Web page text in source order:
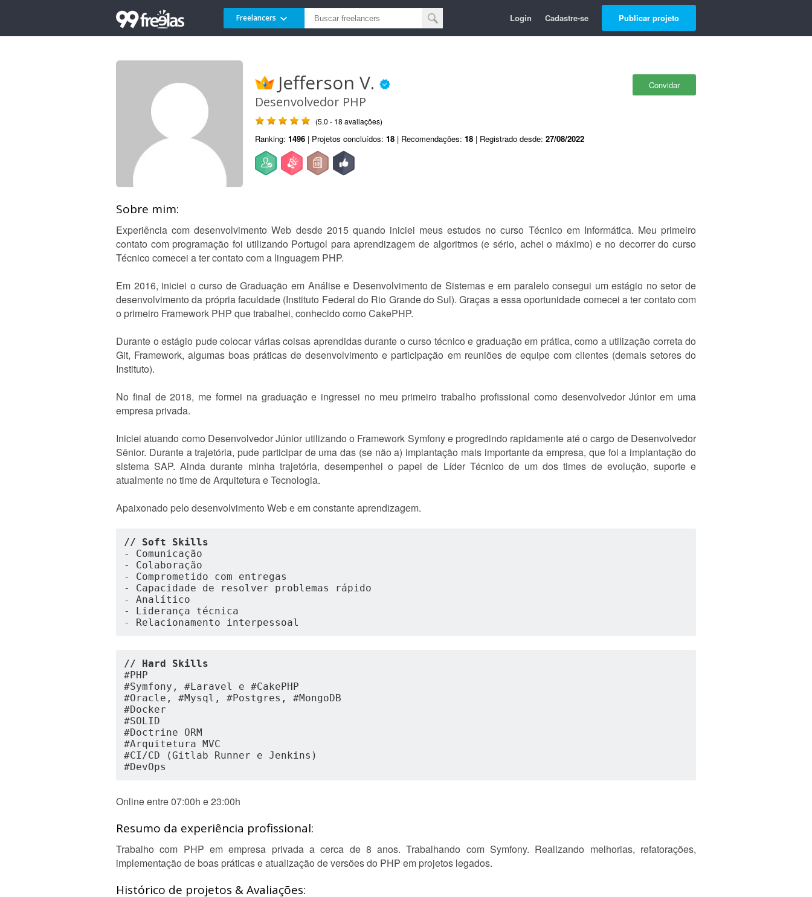
Freelancers Login Cadastre-se Publicar projeto
Convidar
Jefferson V.
Desenvolvedor PHP
(5.0 - 18 avaliações)
Ranking: 1496 | Projetos concluídos: 18 | Recomendações: 18 | Registrado desde: 27/08/2022
Sobre mim:
Experiência com desenvolvimento Web desde 2015 quando iniciei meus estudos no curso Técnico em Informática. Meu primeiro
contato com programação foi utilizando Portugol para aprendizagem de algoritmos (e sério, achei o máximo) e no decorrer do curso
Técnico comecei a ter contato com a linguagem PHP.
Em 2016, iniciei o curso de Graduação em Análise e Desenvolvimento de Sistemas e em paralelo consegui um estágio no setor de
desenvolvimento da própria faculdade (Instituto Federal do Rio Grande do Sul). Graças a essa oportunidade comecei a ter contato com
o primeiro Framework PHP que trabalhei, conhecido como CakePHP.
Durante o estágio pude colocar várias coisas aprendidas durante o curso técnico e graduação em prática, como a utilização correta do
Git, Framework, algumas boas práticas de desenvolvimento e participação em reuniões de equipe com clientes (demais setores do
Instituto).
No final de 2018, me formei na graduação e ingressei no meu primeiro trabalho profissional como desenvolvedor Júnior em uma
empresa privada.
Iniciei atuando como Desenvolvedor Júnior utilizando o Framework Symfony e progredindo rapidamente até o cargo de Desenvolvedor
Sênior. Durante a trajetória, pude participar de uma das (se não a) implantação mais importante da empresa, que foi a implantação do
sistema SAP. Ainda durante minha trajetória, desempenhei o papel de Líder Técnico de um dos times de evolução, suporte e
atualmente no time de Arquitetura e Tecnologia.
Apaixonado pelo desenvolvimento Web e em constante aprendizagem.
// Soft Skills
- Comunicação
- Colaboração
- Comprometido com entregas
- Capacidade de resolver problemas rápido
- Analítico
- Liderança técnica
- Relacionamento interpessoal
// Hard Skills
#PHP
#Symfony, #Laravel e #CakePHP
#Oracle, #Mysql, #Postgres, #MongoDB
#Docker
#SOLID
#Doctrine ORM
#Arquitetura MVC
#CI/CD (Gitlab Runner e Jenkins)
#DevOps
Online entre 07:00h e 23:00h
Resumo da experiência profissional:
Trabalho com PHP em empresa privada a cerca de 8 anos. Trabalhando com Symfony. Realizando melhorias, refatorações,
implementação de boas práticas e atualização de versões do PHP em projetos legados.
Histórico de projetos & Avaliações: